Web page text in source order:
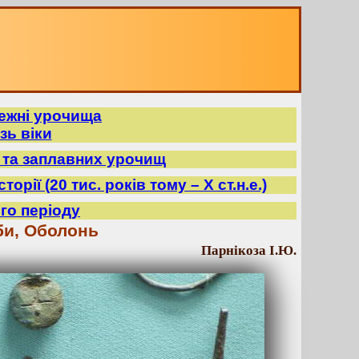
урочища
віки
та заплавних урочищ
(20 тис. років тому – X ст.н.е.)
періоду
Оболонь
Парнікоза І.Ю.